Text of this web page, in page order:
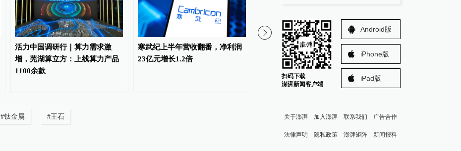
活力中国调研行｜算力需求激
增，芜湖算立方：上线算力产品
1100余款
寒武纪上半年营收翻番，净利润
23亿元增长1.2倍
活力中国调研行｜如何破解具身
智能数据荒，合肥给机器人建了
所学校
AI算力浪潮驱动元器件
长：松下机电订单排队
张，预计下半年原材料
#钛金属 #王石
扫码下载
澎湃新闻客户端
Android版
iPhone版
iPad版
关于澎湃 加入澎湃 联系我们 广告合作
法律声明 隐私政策 澎湃矩阵 新闻报料